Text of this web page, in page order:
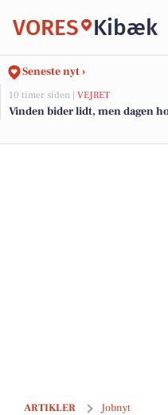
VORES Kibæk
Seneste nyt ›
10 timer siden | VEJRET
Vinden bider lidt, men dagen
ARTIKLER Jobnyt
Kreativ Kok med Passion